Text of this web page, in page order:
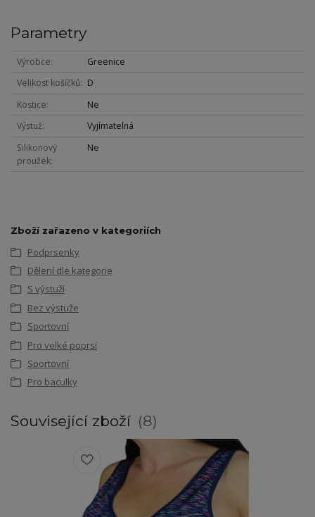
Parametry
Výrobce
Greenice
Velikost košíčků
D
Kostice
Ne
Výstuž
Vyjímatelná
Silikonový
proužek
Ne
Zboží zařazeno v kategoriích
Podprsenky
Dělení dle kategorie
S výstuží
Bez výstuže
Sportovní
Pro velké poprsí
Sportovní
Pro baculky
Související zboží 8